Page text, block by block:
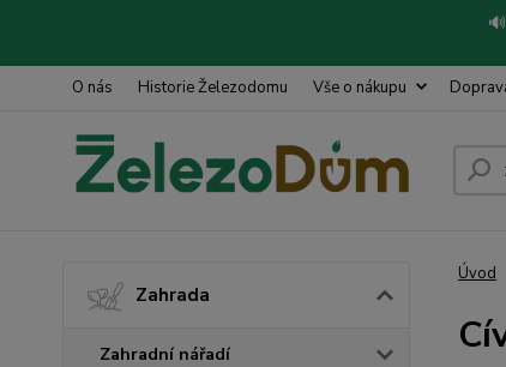
🔊
O nás Historie Železodomu Vše o nákupu
Zahrada
Zahradní nářadí
Úvod